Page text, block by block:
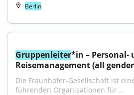
Berlin
Gruppenleiter*in – Personal-
Reisemanagement (all
Die Fraunhofer-Gesellschaft ist
führenden Organisationen für...